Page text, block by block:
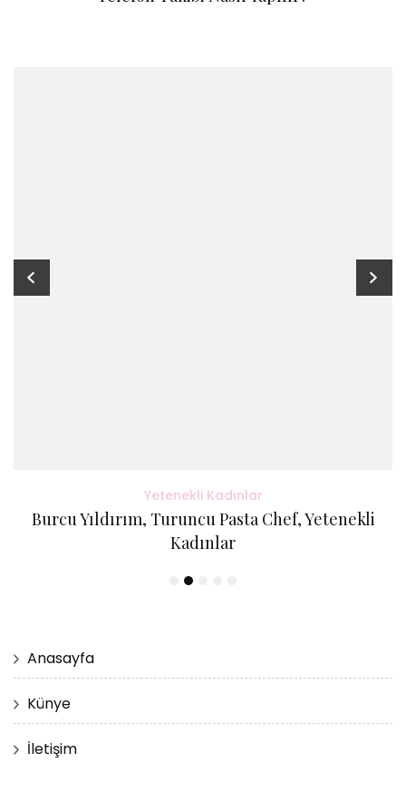
Yetenekli Kadınlar
Burcu Yıldırım, Turuncu Pasta Chef, Yetenekli
Kadınlar
Anasayfa
Künye
İletişim